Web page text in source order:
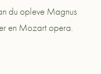
du opleve Magnus
en Mozart opera.